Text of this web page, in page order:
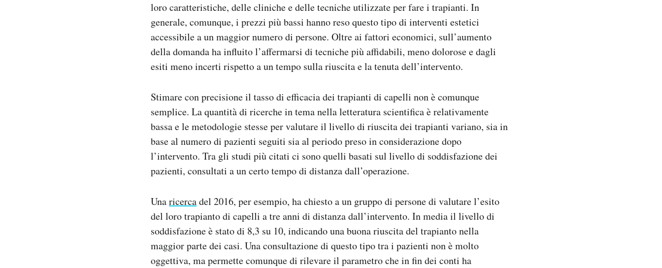
loro caratteristiche, delle cliniche e delle tecniche utilizzate per fare i trapianti. In
generale, comunque, i prezzi più bassi hanno reso questo tipo di interventi estetici
accessibile a un maggior numero di persone. Oltre ai fattori economici, sull’aumento
della domanda ha influito l’affermarsi di tecniche più affidabili, meno dolorose e dagli
esiti meno incerti rispetto a un tempo sulla riuscita e la tenuta dell’intervento.
Stimare con precisione il tasso di efficacia dei trapianti di capelli non è comunque
semplice. La quantità di ricerche in tema nella letteratura scientifica è relativamente
bassa e le metodologie stesse per valutare il livello di riuscita dei trapianti variano, sia in
base al numero di pazienti seguiti sia al periodo preso in considerazione dopo
l’intervento. Tra gli studi più citati ci sono quelli basati sul livello di soddisfazione dei
pazienti, consultati a un certo tempo di distanza dall’operazione.
Unaricercadel 2016, per esempio, ha chiesto a un gruppo di persone di valutare l’esito
del loro trapianto di capelli a tre anni di distanza dall’intervento. In media il livello di
soddisfazione è stato di 8,3 su 10, indicando una buona riuscita del trapianto nella
maggior parte dei casi. Una consultazione di questo tipo tra i pazienti non è molto
oggettiva, ma permette comunque di rilevare il parametro che in fin dei conti ha